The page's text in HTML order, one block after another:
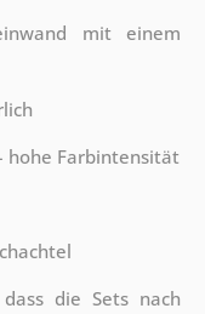
mit einem
hohe Farbintensität
die Sets nach